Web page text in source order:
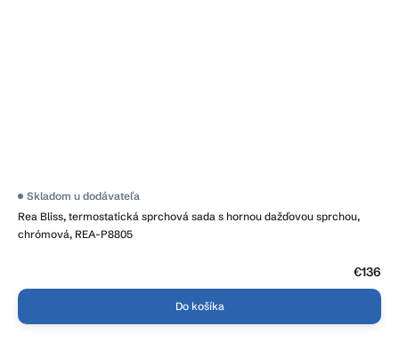
Rea Bliss, termostatická sprchová sada s hornou dažďovou sprchou,
chrómová, REA-P8805
Skladom u dodávateľa
€136
Do košíka